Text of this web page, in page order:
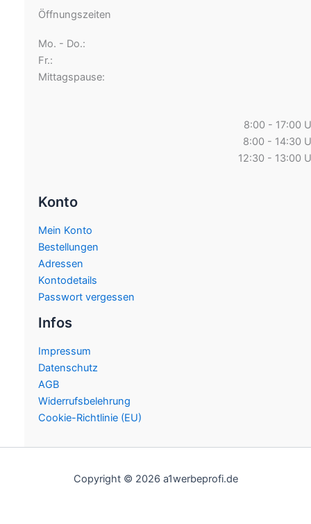
Öffnungszeiten
Mo. - Do.:
Fr.:
Mittagspause:
8:00 - 17:00
8:00 - 14:30
12:30 - 13:00
Konto
Mein Konto
Bestellungen
Adressen
Kontodetails
Passwort vergessen
Infos
Impressum
Datenschutz
AGB
Widerrufsbelehrung
Cookie-Richtlinie (EU)
Copyright © 2026 a1werbeprofi.de